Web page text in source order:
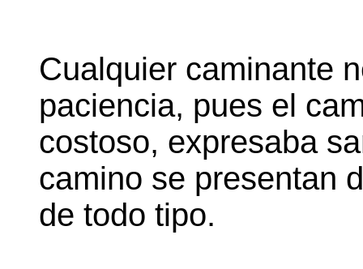
Cualquier caminante
paciencia, pues el
costoso, expresaba
camino se presentan
de todo tipo.